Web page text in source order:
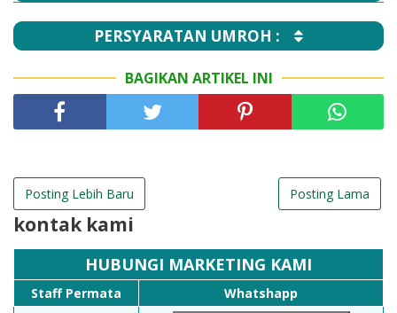
PERSYARATAN UMROH :
BAGIKAN ARTIKEL INI
Posting Lebih Baru Posting Lama
kontak kami
HUBUNGI MARKETING KAMI
Staff Permata
Whatshapp